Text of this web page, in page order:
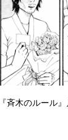
『斉木のルール